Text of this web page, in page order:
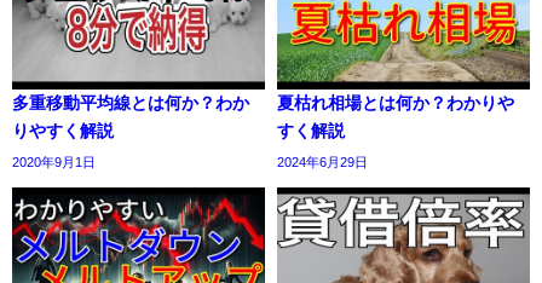
多重移動平均線とは何か？わか
りやすく解説
2020年9月1日
夏枯れ相場とは何か？わかりや
すく解説
2024年6月29日